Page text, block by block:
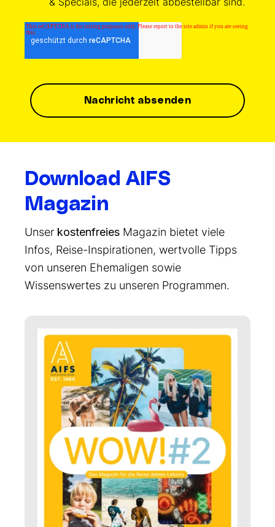
Download AIFS
Magazin
Unser kostenfreies Magazin bietet viele
Infos, Reise-Inspirationen, wertvolle Tipps
von unseren Ehemaligen sowie
Wissenswertes zu unseren Programmen.